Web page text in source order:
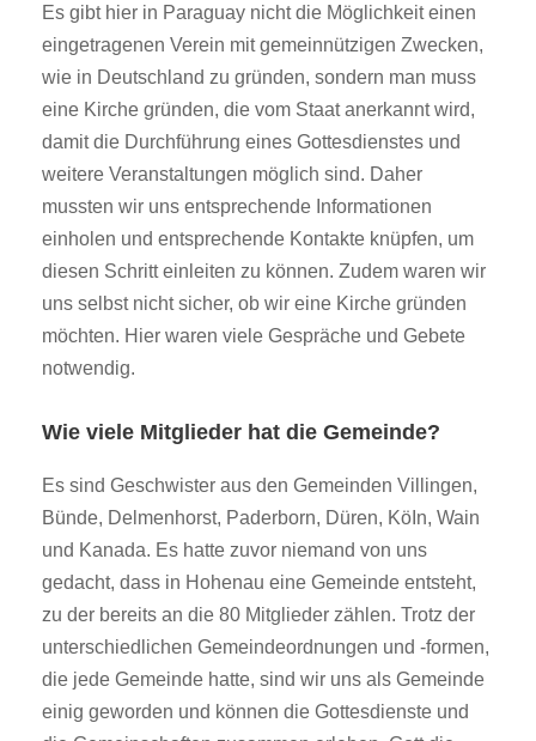
Es gibt hier in Paraguay nicht die Möglichkeit einen
eingetragenen Verein mit gemeinnützigen Zwecken,
wie in Deutschland zu gründen, sondern man muss
eine Kirche gründen, die vom Staat anerkannt wird,
damit die Durchführung eines Gottesdienstes und
weitere Veranstaltungen möglich sind. Daher
mussten wir uns entsprechende Informationen
einholen und entsprechende Kontakte knüpfen, um
diesen Schritt einleiten zu können. Zudem waren wir
uns selbst nicht sicher, ob wir eine Kirche gründen
möchten. Hier waren viele Gespräche und Gebete
notwendig.
Wie viele Mitglieder hat die Gemeinde?
Es sind Geschwister aus den Gemeinden Villingen,
Bünde, Delmenhorst, Paderborn, Düren, KöIn, Wain
und Kanada. Es hatte zuvor niemand von uns
gedacht, dass in Hohenau eine Gemeinde entsteht,
zu der bereits an die 80 Mitglieder zählen. Trotz der
unterschiedlichen Gemeindeordnungen und -formen,
die jede Gemeinde hatte, sind wir uns als Gemeinde
einig geworden und können die Gottesdienste und